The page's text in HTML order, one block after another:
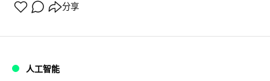
分享
人工智能